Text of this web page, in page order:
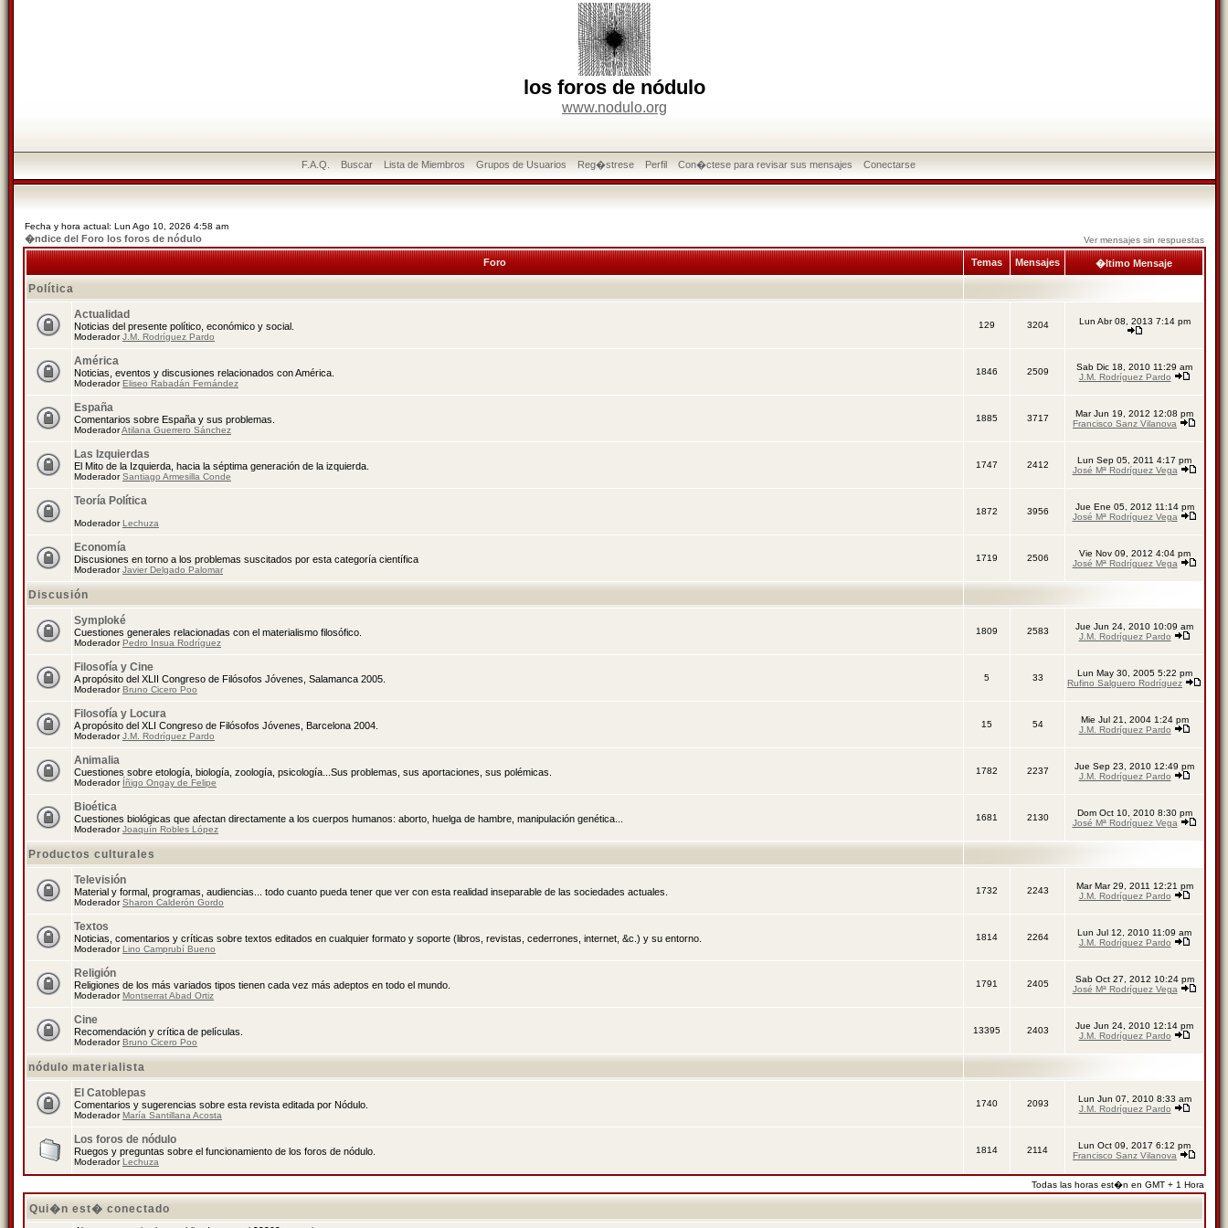
los foros de nódulo
www.nodulo.org
F.A.Q. Buscar Lista de Miembros Grupos de Usuarios Reg�strese Perfil Con�ctese para revisar sus mensajes Conectarse
Fecha y hora actual: Lun Ago 10, 2026 4:58 am
�ndice del Foro los foros de nódulo Ver mensajes sin respuestas
Foro Temas Mensajes �ltimo Mensaje
Política
Actualidad
Noticias del presente político, económico y social.
ModeradorJ.M. Rodríguez Pardo
129 3204 Lun Abr 08, 2013 7:14 pm
América
Noticias, eventos y discusiones relacionados con América.
ModeradorEliseo Rabadán Fernández
1846 2509
Sab Dic 18, 2010 11:29 am
J.M. Rodríguez Pardo
España
Comentarios sobre España y sus problemas.
ModeradorAtilana Guerrero Sánchez
1885 3717
Mar Jun 19, 2012 12:08 pm
Francisco Sanz Vilanova
Las Izquierdas
El Mito de la Izquierda, hacia la séptima generación de la izquierda.
ModeradorSantiago Armesilla Conde
1747 2412
Lun Sep 05, 2011 4:17 pm
José Mª Rodríguez Vega
Teoría Política
ModeradorLechuza
1872 3956
Jue Ene 05, 2012 11:14 pm
José Mª Rodríguez Vega
Economía
Discusiones en torno a los problemas suscitados por esta categoría científica
ModeradorJavier Delgado Palomar
1719 2506
Vie Nov 09, 2012 4:04 pm
José Mª Rodríguez Vega
Discusión
Symploké
Cuestiones generales relacionadas con el materialismo filosófico.
ModeradorPedro Insua Rodríguez
1809 2583
Jue Jun 24, 2010 10:09 am
J.M. Rodríguez Pardo
Filosofía y Cine
A propósito del XLII Congreso de Filósofos Jóvenes, Salamanca 2005.
ModeradorBruno Cicero Poo
5 33
Lun May 30, 2005 5:22 pm
Rufino Salguero Rodríguez
Filosofía y Locura
A propósito del XLI Congreso de Filósofos Jóvenes, Barcelona 2004.
ModeradorJ.M. Rodríguez Pardo
15 54
Mie Jul 21, 2004 1:24 pm
J.M. Rodríguez Pardo
Animalia
Cuestiones sobre etología, biología, zoología, psicología...Sus problemas, sus aportaciones, sus polémicas.
Moderador Íñigo Ongay de Felipe
1782 2237
Jue Sep 23, 2010 12:49 pm
J.M. Rodríguez Pardo
Bioética
Cuestiones biológicas que afectan directamente a los cuerpos humanos: aborto, huelga de hambre, manipulación genética...
ModeradorJoaquín Robles López
1681 2130
Dom Oct 10, 2010 8:30 pm
José Mª Rodríguez Vega
Productos culturales
Televisión
Material y formal, programas, audiencias... todo cuanto pueda tener que ver con esta realidad inseparable de las sociedades actuales.
ModeradorSharon Calderón Gordo
1732 2243
Mar Mar 29, 2011 12:21 pm
J.M. Rodríguez Pardo
Textos
Noticias, comentarios y críticas sobre textos editados en cualquier formato y soporte (libros, revistas, cederrones, internet, &c.) y su entorno.
ModeradorLino Camprubí Bueno
1814 2264
Lun Jul 12, 2010 11:09 am
J.M. Rodríguez Pardo
Religión
Religiones de los más variados tipos tienen cada vez más adeptos en todo el mundo.
ModeradorMontserrat Abad Ortiz
1791 2405
Sab Oct 27, 2012 10:24 pm
José Mª Rodríguez Vega
Cine
Recomendación y crítica de películas.
ModeradorBruno Cicero Poo
13395 2403
Jue Jun 24, 2010 12:14 pm
J.M. Rodríguez Pardo
nódulo materialista
El Catoblepas
Comentarios y sugerencias sobre esta revista editada por Nódulo.
ModeradorMaría Santillana Acosta
1740 2093
Lun Jun 07, 2010 8:33 am
J.M. Rodríguez Pardo
Los foros de nódulo
Ruegos y preguntas sobre el funcionamiento de los foros de nódulo.
ModeradorLechuza
1814 2114
Lun Oct 09, 2017 6:12 pm
Francisco Sanz Vilanova
Todas las horas est�n en GMT + 1 Hora
Qui�n est� conectado